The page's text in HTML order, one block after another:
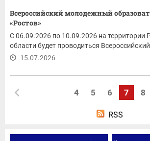
Всероссийский молодежный
«Ростов»
С 06.09.2026 по 10.09.2026 на территории
области будет проводиться
15.07.2026
4 5 6 7 8
RSS